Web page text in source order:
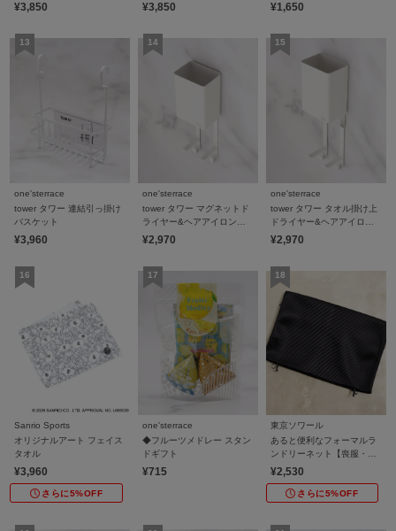
¥3,850 ¥3,850 ¥1,650
one'sterrace
tower タワー 連結引っ掛け
バスケット
¥3,960
one'sterrace
tower タワー マグネットド
ライヤー&ヘアアイロンホ
ルダー
¥2,970
one'sterrace
tower タワー タオル掛け上
ドライヤー&ヘアアイロン
ホルダー
¥2,970
Sanrio Sports
オリジナルアート フェイス
タオル
¥3,960
さらに5%OFF
one'sterrace
◆フルーツメドレー スタン
ドギフト
¥715
東京ソワール
あると便利なフォーマルラ
ンドリーネット【喪服・礼
服・ブラックフォーマル・
結婚式・セレモニー・学校
行事】
¥2,530
さらに5%OFF